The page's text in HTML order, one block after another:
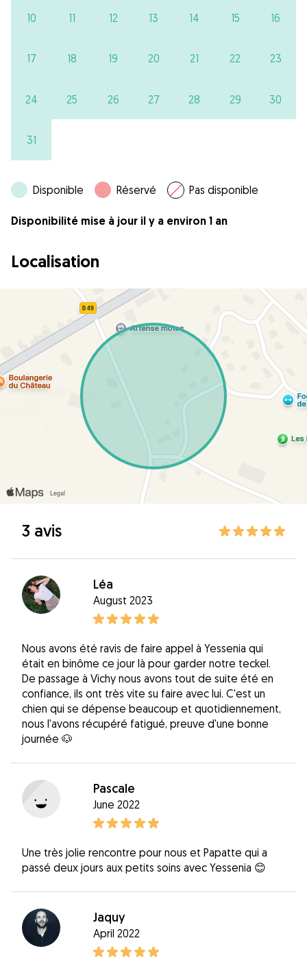
10 11 12 13 14 15 16
17 18 19 20 21 22 23
24 25 26 27 28 29 30
31
Disponible Réservé Pas disponible
Disponibilité mise à jour il y a environ 1 an
Localisation
3 avis
Léa
August 2023
Nous avons été ravis de faire appel à Yessenia qui
était en binôme ce jour là pour garder notre teckel.
De passage à Vichy nous avons tout de suite été en
confiance, ils ont très vite su faire avec lui. C'est un
chien qui se dépense beaucoup et quotidiennement,
nous l'avons récupéré fatigué, preuve d'une bonne
journée 🐶
Pascale
June 2022
Une très jolie rencontre pour nous et Papatte qui a
passé deux jours aux petits soins avec Yessenia 😊
Jaquy
April 2022